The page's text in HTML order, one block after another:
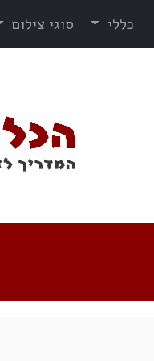
כללי סוגי צילום